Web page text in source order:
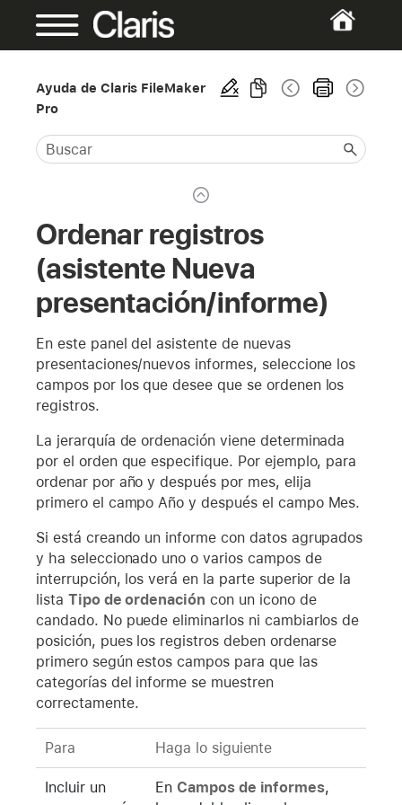
Ayuda de Claris FileMaker
Pro
Ordenar registros
(asistente Nueva
presentación/informe)
En este panel del asistente de nuevas
presentaciones/nuevos informes, seleccione los
campos por los que desee que se ordenen los
registros.
La jerarquía de ordenación viene determinada
por el orden que especifique. Por ejemplo, para
ordenar por año y después por mes, elija
primero el campo Año y después el campo Mes.
Si está creando un informe con datos agrupados
y ha seleccionado uno o varios campos de
interrupción, los verá en la parte superior de la
lista Tipo de ordenación con un icono de
candado. No puede eliminarlos ni cambiarlos de
posición, pues los registros deben ordenarse
primero según estos campos para que las
categorías del informe se muestren
correctamente.
Para Haga lo siguiente
Incluir un
En Campos de informes,